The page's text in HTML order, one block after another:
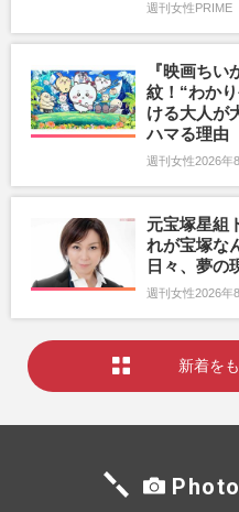
週刊女性PRIME
『映画ち
紋！“わか
ける大人が
ハマる理由
週刊女性2026年
元宝塚星組
れが宝塚な
日々、夢の
週刊女性2026年
新着を